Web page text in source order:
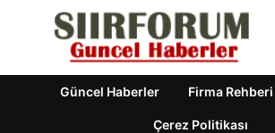
Güncel Haberler Firma Rehberi
Çerez Politikası